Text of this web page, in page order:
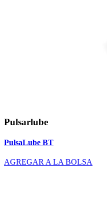
Pulsarlube
PulsaLube BT
AGREGAR A LA BOLSA